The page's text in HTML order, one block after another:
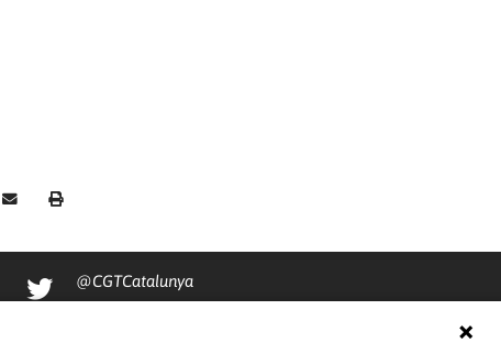
@CGTCatalunya